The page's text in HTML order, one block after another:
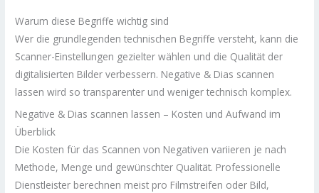
Warum diese Begriffe wichtig sind
Wer die grundlegenden technischen Begriffe versteht, kann die
Scanner-Einstellungen gezielter wählen und die Qualität der
digitalisierten Bilder verbessern. Negative & Dias scannen
lassen wird so transparenter und weniger technisch komplex.
Negative & Dias scannen lassen – Kosten und Aufwand im
Überblick
Die Kosten für das Scannen von Negativen variieren je nach
Methode, Menge und gewünschter Qualität. Professionelle
Dienstleister berechnen meist pro Filmstreifen oder Bild,